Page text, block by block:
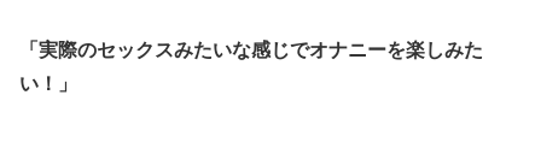
「実際のセックスみたいな感じでオナニーを楽しみた
い！」